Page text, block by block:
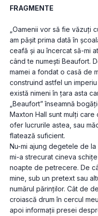
FRAGMENTE
„Oamenii vor să fie văzuți
am pășit prima dată în
ceafă și au încercat să-mi
când te numești Beaufort.
mamei a fondat o casă de
construind astfel un
există nimeni în țara asta
„Beaufort” înseamnă
Maxton Hall sunt mulți
ofer lucrurile astea, sau
flatează suficient.
Nu-mi ajung degetele de la
mi-a strecurat cineva
noapte de petrecere. De
mine, sub un pretext sau
numărul părinților. Cât de
croiască drum în cercul
apoi informații presei